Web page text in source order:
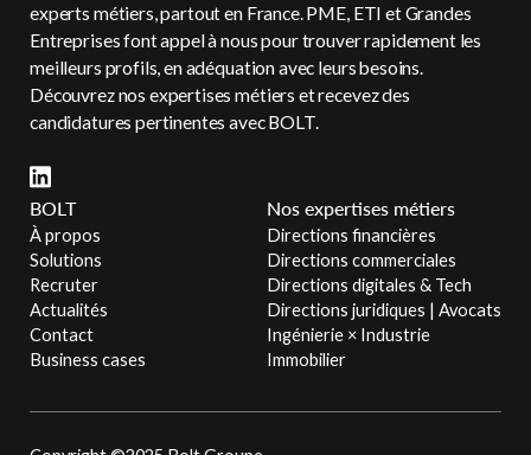
experts métiers, partout en France. PME, ETI et Grandes
Entreprises font appel à nous pour trouver rapidement les
meilleurs profils, en adéquation avec leurs besoins.
Découvrez nos expertises métiers et recevez des
candidatures pertinentes avec BOLT.
BOLT
À propos
Solutions
Recruter
Actualités
Contact
Business cases
Nos expertises métiers
Directions financières
Directions commerciales
Directions digitales & Tech
Directions juridiques | Avocats
Ingénierie × Industrie
Immobilier